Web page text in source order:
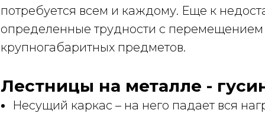
потребуется всем и каждому. Еще к
определенные трудности с перемещением
крупногабаритных предметов.
Лестницы на металле -
Несущий каркас – на него падает вся